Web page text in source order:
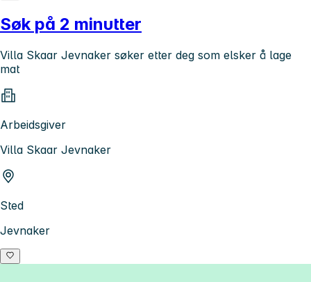
Søk på 2 minutter
Villa Skaar Jevnaker søker etter deg som elsker å lage
mat
Arbeidsgiver
Villa Skaar Jevnaker
Sted
Jevnaker